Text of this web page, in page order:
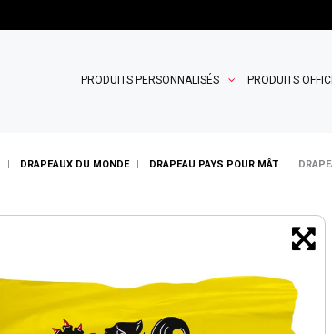
PRODUITS PERSONNALISÉS PRODUITS
DRAPEAUX DU MONDE DRAPEAU PAYS POUR MÂT